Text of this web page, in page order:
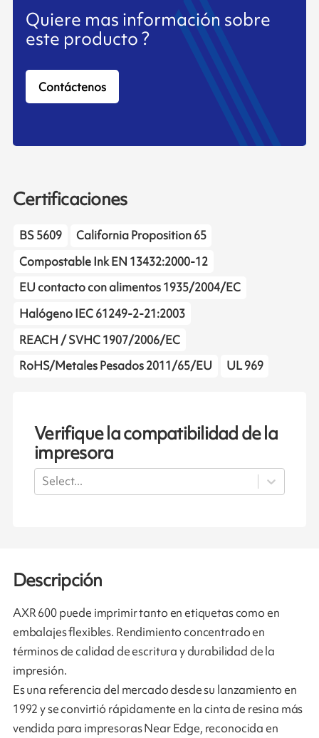
Quiere mas información sobre
este producto ?
Contáctenos
Certificaciones
BS 5609
California Proposition 65
Compostable Ink EN 13432:2000-12
EU contacto con alimentos 1935/2004/EC
Halógeno IEC 61249-2-21:2003
REACH / SVHC 1907/2006/EC
RoHS/Metales Pesados 2011/65/EU
UL 969
Verifique la compatibilidad de la
impresora
Select...
Descripción
AXR 600 puede imprimir tanto en etiquetas como en
embalajes flexibles. Rendimiento concentrado en
términos de calidad de escritura y durabilidad de la
impresión.
Es una referencia del mercado desde su lanzamiento en
1992 y se convirtió rápidamente en la cinta de resina más
vendida para impresoras Near Edge, reconocida en